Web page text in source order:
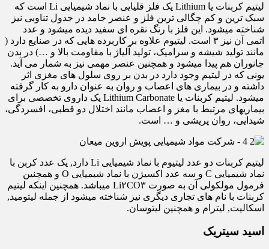
لیتیم کربنات یا Lithium یک فلز قلیایی با نماد شیمیایی Li است که
سبک ترین و کم چگالی ترین فلز و عنصر جامد در جدول تناوبی نیز
شناخته میشود. این فلز با رنگ نقره ای سفید دیده میشود و عدد
اتمی آن نیز ۳ است. لیتیوم علاوه بر کاربرده هایی که در صنایع دارد (
مانند تولید شیشه و سرامیک، تولید آلیاژ با مقاومت بالا و …) در بدن
جانوران هم پیدا میشود و همچنین عنصر مهمی نیز به شمار می آید.
یونی که در لیتیم وجود دارد در بدن بر روی سلول های مغزی اثر
داشته و در بیماری های اعصاب و روان به عنوان دارو به کار گرفته
میشود. لیتیم کربنات یا Lithium Carbonate یک داروی تخصصی برای
بیماریهای مرتبط با مغز و اعصاب مانند اختلال دو قطبی، افسردگی،
شیدایی، روان پریشی و … است.
لیتیم کربنات دو عدد لیتیوم با نماد شیمیایی Li دارد, یک عدد کربن با
نماد شیمیایی C و سه عدد اکسیژن با نماد شیمیایی O و همچنین
فرمول مولکولی آن به صورت Li۲CO۳ میباشد. همچنین اینکه لیتیم
کربنات با نام های تجاری دیگری نیز شناخته میشود از جمله لیتومید,
اسکالیت, لیترام و همچنین لیتوسان.
اسید سیتریک